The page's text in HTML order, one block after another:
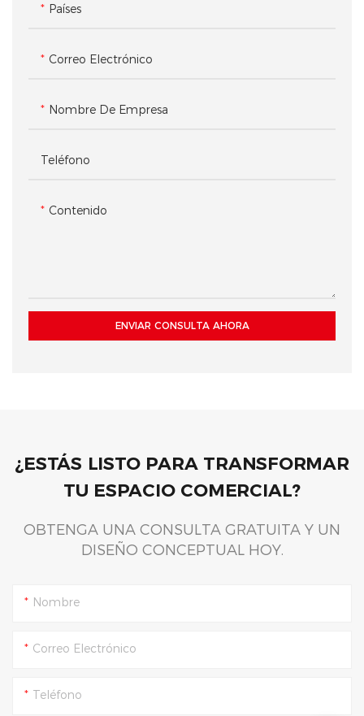
Países
Correo Electrónico
Nombre De Empresa
Teléfono
Contenido
ENVIAR CONSULTA AHORA
¿ESTÁS LISTO PARA TRANSFORMAR
TU ESPACIO COMERCIAL?
OBTENGA UNA CONSULTA GRATUITA Y UN
DISEÑO CONCEPTUAL HOY.
Nombre
Correo Electrónico
Teléfono